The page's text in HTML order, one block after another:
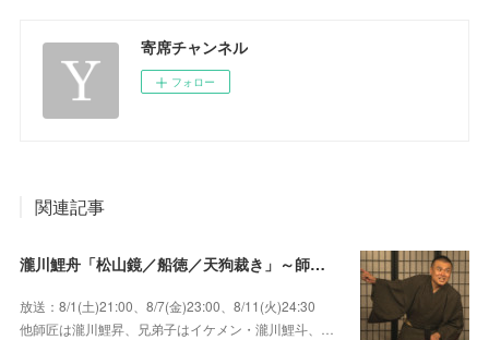
寄席チャンネル
フォロー
関連記事
瀧川鯉舟「松山鏡／船徳／天狗裁き」～師匠はあの唯一無二の雰囲気で爆笑をさらう瀧川鯉昇！
放送：8/1(土)21:00、8/7(金)23:00、8/11(火)24:30
他師匠は瀧川鯉昇、兄弟子はイケメン・瀧川鯉斗、…